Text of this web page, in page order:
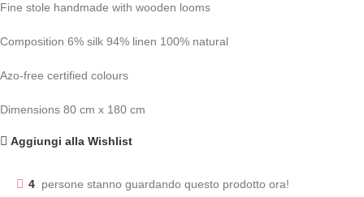
Fine stole handmade with wooden looms
Composition 6% silk 94% linen 100% natural
Azo-free certified colours
Dimensions 80 cm x 180 cm
Aggiungi alla Wishlist
4 persone stanno guardando questo prodotto ora!